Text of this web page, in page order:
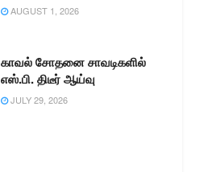
AUGUST 1, 2026
காவல் சோதனை சாவடிகளில்
எஸ்.பி. திடீர் ஆய்வு
JULY 29, 2026